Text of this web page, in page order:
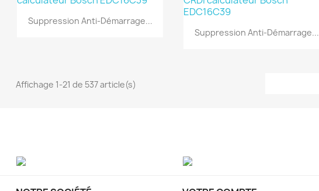
Aperçu rapide
Suppression Anti-Démarrage...
Aperçu rapide
Suppression Anti-Démarrage...
Affichage 1-21 de 537 article(s)